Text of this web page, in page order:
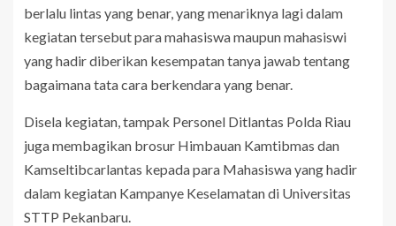
berlalu lintas yang benar, yang menariknya lagi dalam
kegiatan tersebut para mahasiswa maupun mahasiswi
yang hadir diberikan kesempatan tanya jawab tentang
bagaimana tata cara berkendara yang benar.
Disela kegiatan, tampak Personel Ditlantas Polda Riau
juga membagikan brosur Himbauan Kamtibmas dan
Kamseltibcarlantas kepada para Mahasiswa yang hadir
dalam kegiatan Kampanye Keselamatan di Universitas
STTP Pekanbaru.